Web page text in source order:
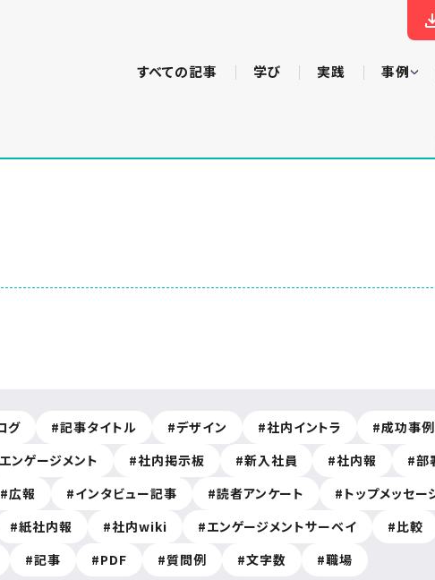
すべての記事 学び 実践 事例
グ 記事タイトル デザイン 社内イントラ
成功事例
エンゲージメント 社内掲示板 新入社員 社内報
部
広報 インタビュー記事 読者アンケート トップメッセー
紙社内報 社内wiki エンゲージメントサーベイ 比較
記事 PDF 質問例 文字数 職場